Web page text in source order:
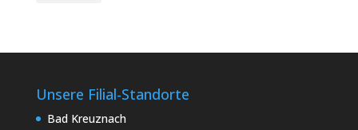
Unsere Filial-Standorte
Bad Kreuznach